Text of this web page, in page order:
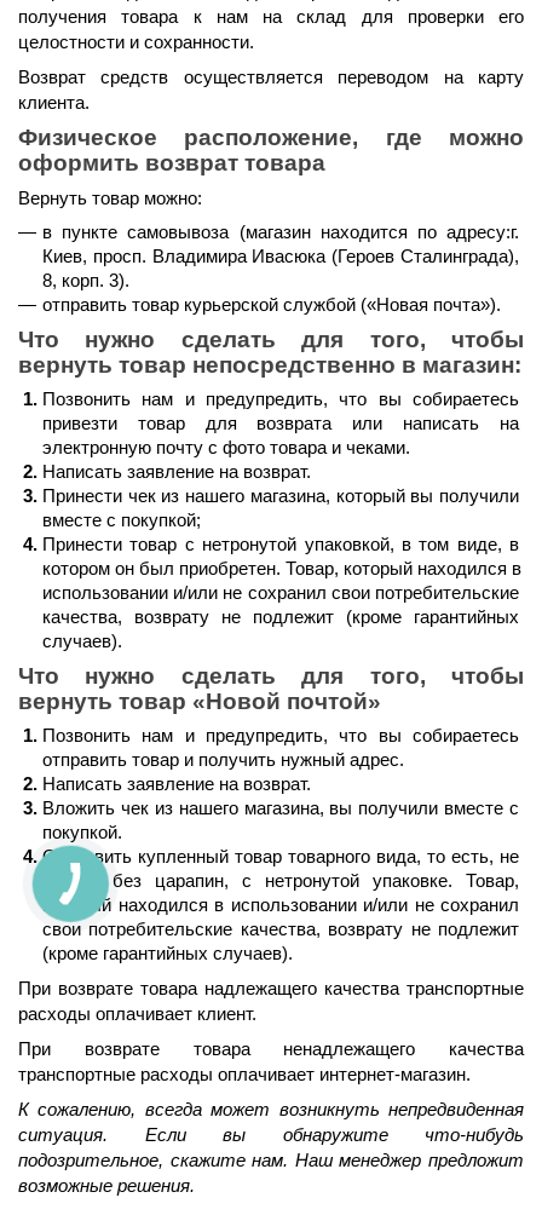
получения товара к нам на склад для проверки его
целостности и сохранности.
Возврат средств осуществляется переводом на карту
клиента.
Физическое расположение, где можно
оформить возврат товара
Вернуть товар можно:
в пункте самовывоза (магазин находится по адресу:г.
Киев, просп. Владимира Ивасюка (Героев Сталинграда),
8, корп. 3).
отправить товар курьерской службой («Новая почта»).
Что нужно сделать для того, чтобы
вернуть товар непосредственно в магазин:
Позвонить нам и предупредить, что вы собираетесь
привезти товар для возврата или написать на
электронную почту с фото товара и чеками.
Написать заявление на возврат.
Принести чек из нашего магазина, который вы получили
вместе с покупкой;
Принести товар с нетронутой упаковкой, в том виде, в
котором он был приобретен. Товар, который находился в
использовании и/или не сохранил свои потребительские
качества, возврату не подлежит (кроме гарантийных
случаев).
Что нужно сделать для того, чтобы
вернуть товар «Новой почтой»
Позвонить нам и предупредить, что вы собираетесь
отправить товар и получить нужный адрес.
Написать заявление на возврат.
Вложить чек из нашего магазина, вы получили вместе с
покупкой.
Отправить купленный товар товарного вида, то есть, не
битый, без царапин, с нетронутой упаковке. Товар,
который находился в использовании и/или не сохранил
свои потребительские качества, возврату не подлежит
(кроме гарантийных случаев).
При возврате товара надлежащего качества транспортные
расходы оплачивает клиент.
При возврате товара ненадлежащего качества
транспортные расходы оплачивает интернет-магазин.
К сожалению, всегда может возникнуть непредвиденная
ситуация. Если вы обнаружите что-нибудь
подозрительное, скажите нам. Наш менеджер предложит
возможные решения.